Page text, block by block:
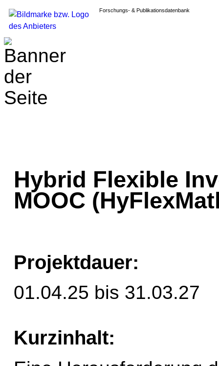
Forschungs- & Publikationsdatenbank
Hybrid Flexible
MOOC
Projektdauer:
01.04.25 bis 31.03.27
Kurzinhalt: